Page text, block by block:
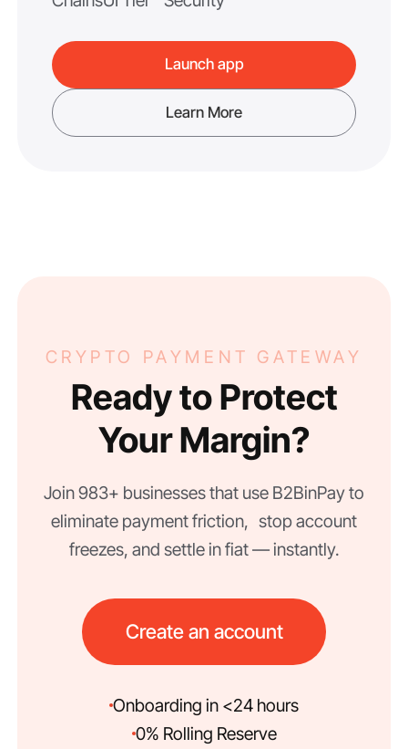
Launch app
Learn More
CRYPTO PAYMENT GATEWAY
Ready to Protect
Your Margin?
Join 983+ businesses that use B2BinPay to
eliminate payment friction, stop account
freezes, and settle in fiat — instantly.
Create an account
Onboarding in <24 hours
0% Rolling Reserve